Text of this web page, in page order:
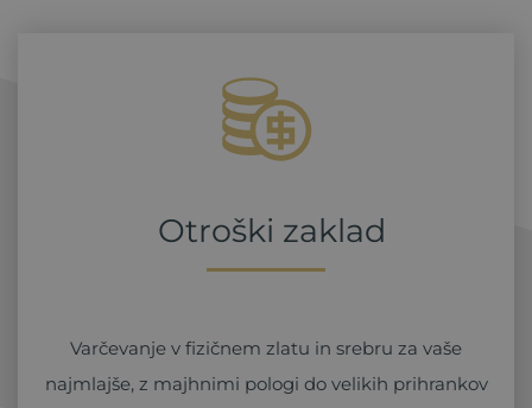
Otroški zaklad
Varčevanje v fizičnem zlatu in srebru za vaše
najmlajše, z majhnimi pologi do velikih prihrankov